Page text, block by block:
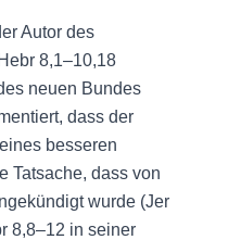
Autor des
8,1–10,18
neuen Bundes
dass der
besseren
Tatsache, dass von
wurde (Jer
8,8–12 in seiner